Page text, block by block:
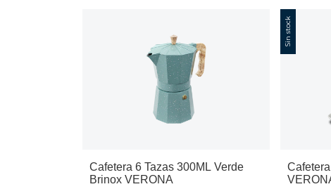
Cafetera 6 Tazas 300ML Verde
Brinox VERONA
Sin stock